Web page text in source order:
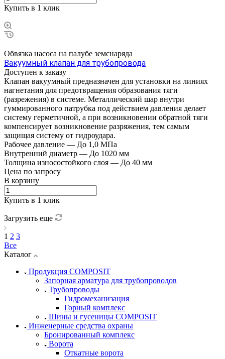
Купить в 1 клик
Обвязка насоса на палубе земснаряда
Вакуумный клапан для трубопровода
Доступен к заказу
Клапан вакуумный предназначен для установки на линиях
нагнетания для предотвращения образования тяги
(разрежения) в системе. Металлический шар внутри
гуммированного патрубка под действием давления делает
систему герметичной, а при возникновении обратной тяги
компенсирует возникновение разряжения, тем самым
защищая систему от гидроудара.
Рабочее давление — До 1,0 MПa
Внутренний диаметр — До 1020 мм
Толщина износостойкого слоя — До 40 мм
Цена по запросу
В корзину
Купить в 1 клик
Загрузить еще
1 2 3
Все
Каталог
Продукция COMPOSIT
Запорная арматура для трубопроводов
Трубопроводы
Гидромеханизация
Горный комплекс
Шины и гусеницы COMPOSIT
Инженерные средства охраны
Бронированный комплекс
Ворота
Откатные ворота